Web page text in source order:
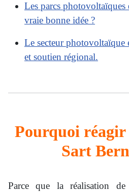
Les parcs
vraie bonne idée ?
Le secteur photovoltaïque
et soutien régional.
Pourquoi
Sart
Parce que la réalisation